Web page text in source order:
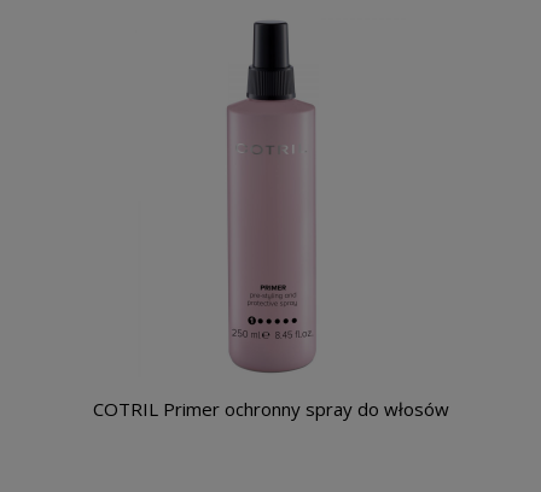
COTRIL Primer ochronny spray do włosów